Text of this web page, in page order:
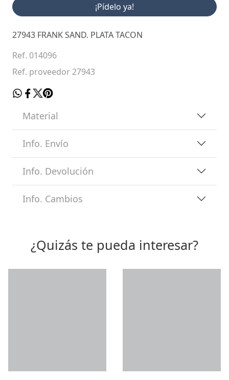
¡Pídelo ya!
27943 FRANK SAND. PLATA TACON
Ref. 014096
Ref. proveedor 27943
Material
Info. Envío
Info. Devolución
Info. Cambios
¿Quizás te pueda interesar?